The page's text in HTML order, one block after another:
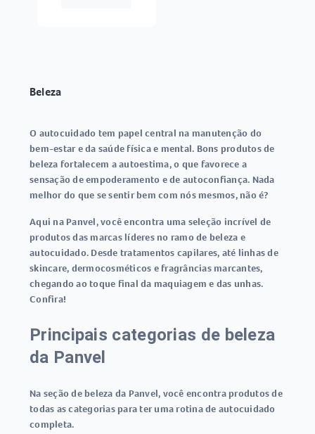
Beleza
O autocuidado tem papel central na manutenção do
bem-estar e da saúde física e mental. Bons produtos de
beleza fortalecem a autoestima, o que favorece a
sensação de empoderamento e de autoconfiança. Nada
melhor do que se sentir bem com nós mesmos, não é?
Aqui na Panvel, você encontra uma seleção incrível de
produtos das marcas líderes no ramo de beleza e
autocuidado. Desde tratamentos capilares, até linhas de
skincare, dermocosméticos e fragrâncias marcantes,
chegando ao toque final da maquiagem e das unhas.
Confira!
Principais categorias de beleza
da Panvel
Na seção de beleza da Panvel, você encontra produtos de
todas as categorias para ter uma rotina de autocuidado
completa.